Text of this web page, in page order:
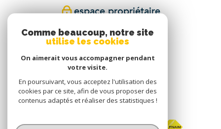
espace propriétaire
Nous
suivre
Nous
adhérons
Comme beaucoup, notre site
utilise les cookies
On aimerait vous accompagner pendant
votre visite.
En poursuivant, vous acceptez l'utilisation des
cookies par ce site, afin de vous proposer des
contenus adaptés et réaliser des statistiques !